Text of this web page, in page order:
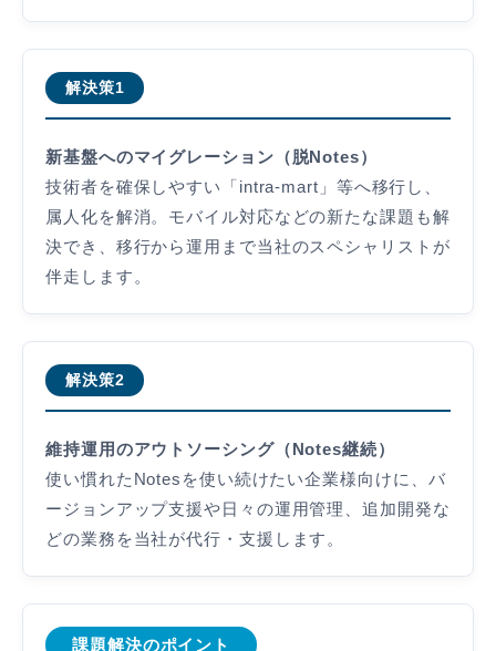
解決策1
新基盤へのマイグレーション（脱Notes）
技術者を確保しやすい「intra-mart」等へ移行し、
属人化を解消。モバイル対応などの新たな課題も解
決でき、移行から運用まで当社のスペシャリストが
伴走します。
解決策2
維持運用のアウトソーシング（Notes継続）
使い慣れたNotesを使い続けたい企業様向けに、バ
ージョンアップ支援や日々の運用管理、追加開発な
どの業務を当社が代行・支援します。
課題解決のポイント